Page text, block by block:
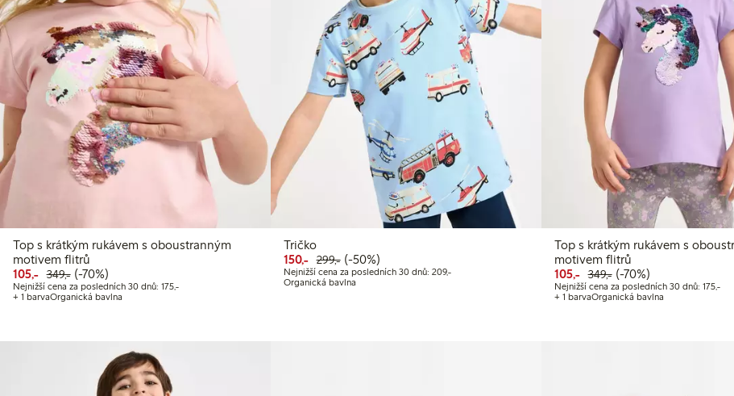
Top s krátkým rukávem s oboustranným
motivem flitrů
105,- Snížená cena: 105,00 Kč
349,-Běžná cena: 349,00 Kč
70% sleva
(-70%)
Nejnižší cena za posledních 30 dnů: 175,-Nejnižší cena za posledních 30 dnů: 175,00 Kč
+ 1 barvaOrganická bavlna
Tričko
150,- Snížená cena: 150,00 Kč
299,-Běžná cena: 299,00 Kč
50% sleva
(-50%)
Nejnižší cena za posledních 30 dnů: 209,-Nejnižší cena za posledních 30 dnů: 209,00 Kč
Organická bavlna
Top s krátkým rukávem s
motivem flitrů
105,- Snížená cena: 105,00 Kč
349,-Běžná cena: 349,00 Kč
70% sleva
(-70%)
Nejnižší cena za posledních 30 dnů: 175,-
+ 1 barvaOrganická bavlna